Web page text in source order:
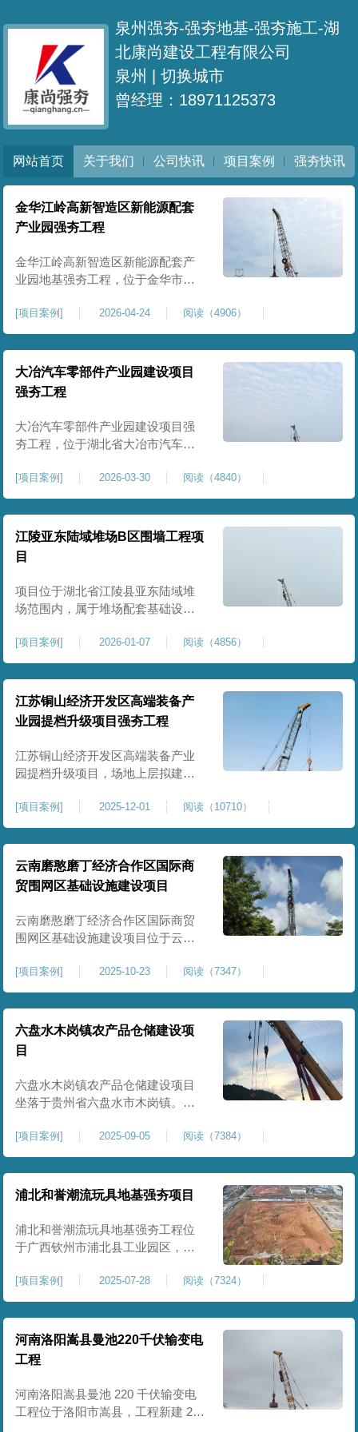
泉州强夯-强夯地基-强夯施工-湖
北康尚建设工程有限公司
泉州 |切换城市
曾经理：18971125373
网站首页 关于我们 公司快讯 项目案例 强夯快讯
金华江岭高新智造区新能源配套
产业园强夯工程
金华江岭高新智造区新能源配套产
业园地基强夯工程，位于金华市江
园区重点基建配套项目。本项目地
基强夯处理总面积40000㎡，施工范
围为新能源配套产业园核心建设地
块。项目场地为园区新建建设用
地，原始场地土质松散、土层固结
不均匀、孔隙较大、地基承载力偏
弱。新能源产业园厂房及配套设施
对
[项目案例] 2026-04-24 阅读（4906）
大冶汽车零部件产业园建设项目
强夯工程
大冶汽车零部件产业园建设项目强
夯工程，位于湖北省大冶市汽车零
业厂房、生产车间及配套附属设施
建设的前置基础性地基处理工程。
项目场地为园区新建工业建设用
地，原始场地土层松散、土质均匀
性较差、土体固结度不足，天然地
基承载力偏低。汽车零部件生产厂
房对地基平整度、整体刚度、沉降
控
[项目案例] 2026-03-30 阅读（4840）
江陵亚东陆域堆场B区围墙工程项
目
项目位于湖北省江陵县亚东陆域堆
场范围内，属于堆场配套基础设施
墙及附属设施建设，是保障场区边
界围护结构稳定、提升场地整体建
设标准的前置关键工程，本项目强
夯处理总面积20000㎡，施工范围为
陆域堆场B区围墙沿线及配套场地。
原场地土层松散、回填不均、固结
程度差，地基承载力较低，且堆
[项目案例] 2026-01-07 阅读（4856）
江苏铜山经济开发区高端装备产
业园提档升级项目强夯工程
江苏铜山经济开发区高端装备产业
园提档升级项目，场地上层拟建厂
施。占地面积约130000㎡.项目采用
强夯工艺对地基进行加固处理，确
保处理后地基承载力特征值
≥100kPa、压实系数≥0.94、压缩模
量≥5MPa，工程实施后将有效提升
场地整体承载力与均匀性，消除不
均匀沉降隐患，为园区高端装备产
业项目
[项目案例] 2025-12-01 阅读（10710）
云南磨憨磨丁经济合作区国际商
贸围网区基础设施建设项目
云南磨憨磨丁经济合作区国际商贸
围网区基础设施建设项目位于云南
商贸、口岸监管、通关查验的重要
基础设施工程。项目建设内容主要
为场地地基处理，处理总面积约 5
万平方米，采用强夯加固施工工
艺，通过全场地强夯提升地基承载
力、消除不均匀沉降，满足围网区
后续建（构）筑物及重型作业场地
使
[项目案例] 2025-10-23 阅读（7347）
六盘水木岗镇农产品仓储建设项
目
六盘水木岗镇农产品仓储建设项目
坐落于贵州省六盘水市木岗镇。场
房、分拣车间、配套附属用房等设
施。项目原始场地为新建建设用
地，土层分布不均、土体松散、天
然固结程度较低，地基整体承载力
筑需长期承受货物堆放荷载，对地
基沉降稳定性、整体密实度要求较
[项目案例] 2025-09-05 阅读（7384）
浦北和誉潮流玩具地基强夯项目
浦北和誉潮流玩具地基强夯工程位
于广西钦州市浦北县工业园区，场
公及生活附属设施。原始场地为新
建园区待开发地块，土体回填不
均、土质松散、固结度不足，场地
承载力与整体均匀性较差，若直接
施工易出现地基不均匀沉降、地面
开裂、墙体变形等质量问题，无法
满足工业厂房长期荷载及规范建设
标
[项目案例] 2025-07-28 阅读（7324）
河南洛阳嵩县曼池220千伏输变电
工程
河南洛阳嵩县曼池 220 千伏输变电
工程位于洛阳市嵩县，工程新建 220